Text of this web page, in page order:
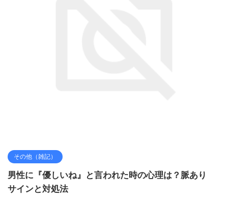
その他（雑記）
男性に『優しいね』と言われた時の心理は？脈あり
サインと対処法